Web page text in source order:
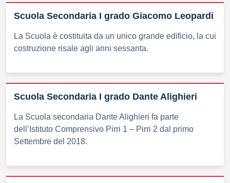
Scuola Secondaria I grado Giacomo Leopardi
La Scuola è costituita da un unico grande edificio, la cui
costruzione risale agli anni sessanta.
Scuola Secondaria I grado Dante Alighieri
La Scuola secondaria Dante Alighieri fa parte
dell’Istituto Comprensivo Pirri 1 – Pirri 2 dal primo
Settembre del 2018.